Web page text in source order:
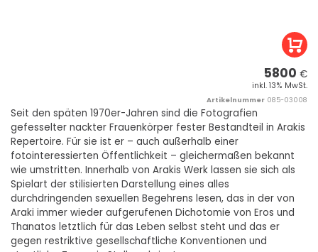
5800 €
inkl. 13% MwSt.
Artikelnummer 085-03008
Seit den späten 1970er-Jahren sind die Fotografien
gefesselter nackter Frauenkörper fester Bestandteil in Arakis
Repertoire. Für sie ist er – auch außerhalb einer
fotointeressierten Öffentlichkeit – gleichermaßen bekannt
wie umstritten. Innerhalb von Arakis Werk lassen sie sich als
Spielart der stilisierten Darstellung eines alles
durchdringenden sexuellen Begehrens lesen, das in der von
Araki immer wieder aufgerufenen Dichotomie von Eros und
Thanatos letztlich für das Leben selbst steht und das er
gegen restriktive gesellschaftliche Konventionen und